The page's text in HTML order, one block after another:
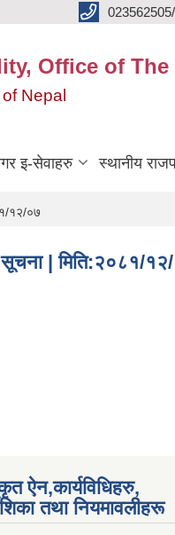
Office of
Nepal
इ-सेवाहरु स्थानीय
१२/०७
सूचना | मिति:२०८१/
ऐन,कार्यविधिहरु,
तथा नियमावलीहरू